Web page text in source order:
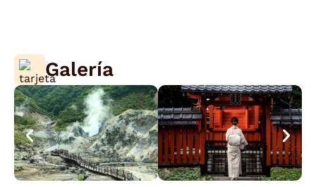
Galería